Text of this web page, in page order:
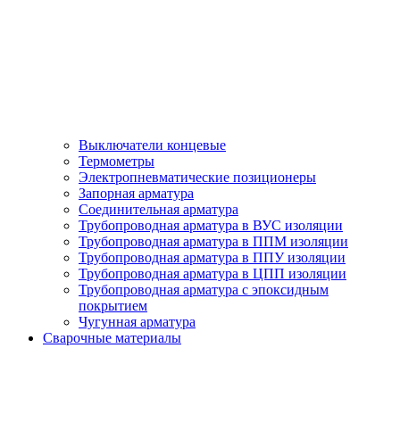
Выключатели концевые
Термометры
Электропневматические позиционеры
Запорная арматура
Соединительная арматура
Трубопроводная арматура в ВУС изоляции
Трубопроводная арматура в ППМ изоляции
Трубопроводная арматура в ППУ изоляции
Трубопроводная арматура в ЦПП изоляции
Трубопроводная арматура с эпоксидным
покрытием
Чугунная арматура
Сварочные материалы